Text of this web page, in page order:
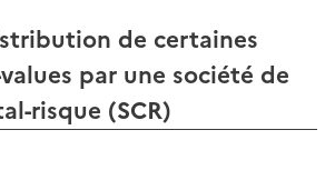
de certaines
par une société de
risque (SCR)